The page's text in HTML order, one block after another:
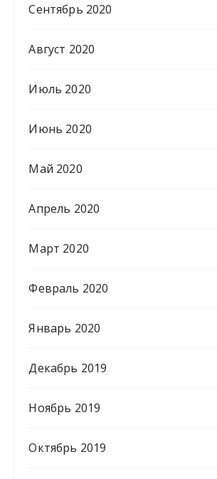
Сентябрь 2020
Август 2020
Июль 2020
Июнь 2020
Май 2020
Апрель 2020
Март 2020
Февраль 2020
Январь 2020
Декабрь 2019
Ноябрь 2019
Октябрь 2019